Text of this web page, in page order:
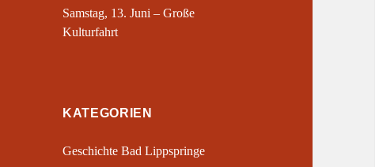
Samstag, 13. Juni – Große
Kulturfahrt
KATEGORIEN
Geschichte Bad Lippspringe